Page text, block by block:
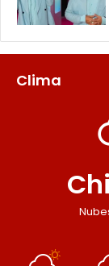
Clima